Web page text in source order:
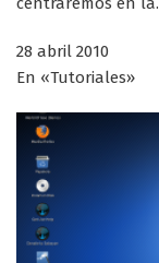
28 abril 2010
En «Tutoriales»